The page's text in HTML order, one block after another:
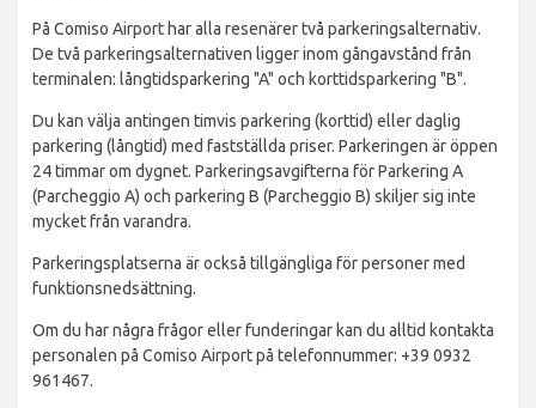
På Comiso Airport har alla resenärer två parkeringsalternativ.
De två parkeringsalternativen ligger inom gångavstånd från
terminalen: långtidsparkering "A" och korttidsparkering "B".
Du kan välja antingen timvis parkering (korttid) eller daglig
parkering (långtid) med fastställda priser. Parkeringen är öppen
24 timmar om dygnet. Parkeringsavgifterna för Parkering A
(Parcheggio A) och parkering B (Parcheggio B) skiljer sig inte
mycket från varandra.
Parkeringsplatserna är också tillgängliga för personer med
funktionsnedsättning.
Om du har några frågor eller funderingar kan du alltid kontakta
personalen på Comiso Airport på telefonnummer: +39 0932
961467.